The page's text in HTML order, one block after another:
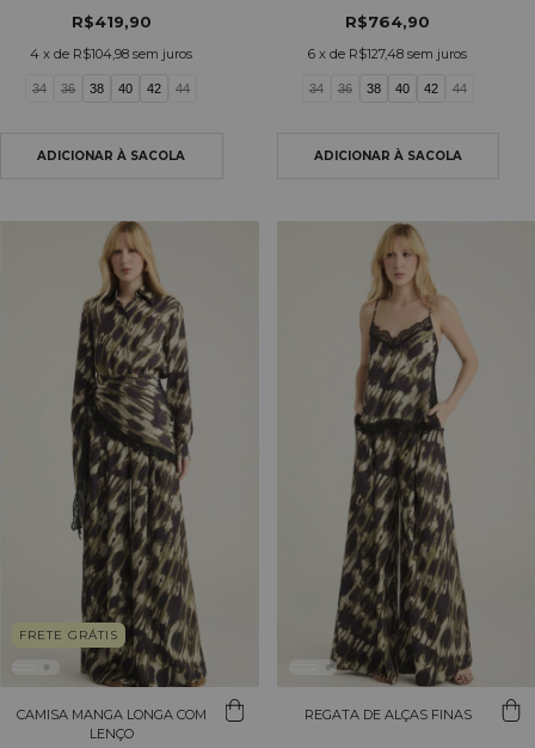
R$419,90
4 x de R$104,98 sem juros
34 36 38 40 42 44
R$764,90
6 x de R$127,48 sem juros
34 36 38 40 42 44
FRETE GRÁTIS
CAMISA MANGA LONGA COM
LENÇO
REGATA DE ALÇAS FINAS